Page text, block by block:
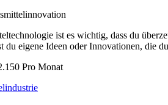
ist es wichtig, dass du
du eigene Ideen oder Innovationen, die
Pro Monat